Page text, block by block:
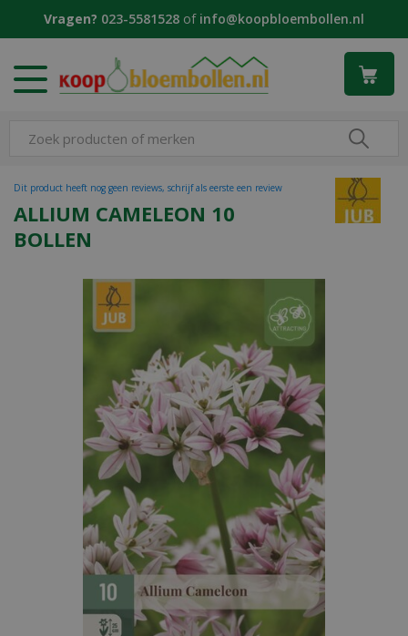
Vragen? 023-5581528 of info@koopbloembollen.nl
ALLIUM CAMELEON 10
BOLLEN
Dit product heeft nog geen reviews, schrijf als eerste een review